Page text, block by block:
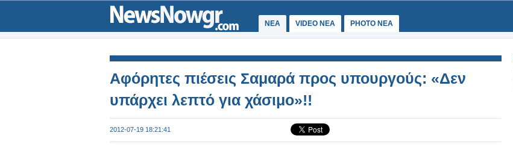
ΝΕΑ VIDEO NEA PHOTO NEA
Αφόρητες πιέσεις Σαμαρά προς υπουργούς: «Δεν
υπάρχει λεπτό για χάσιμο»!!
2012-07-19 18:21:41